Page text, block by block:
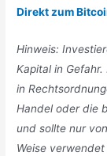
Direkt zum
Hinweis:
Kapital in
in
Handel oder die
und sollte nur
Weise